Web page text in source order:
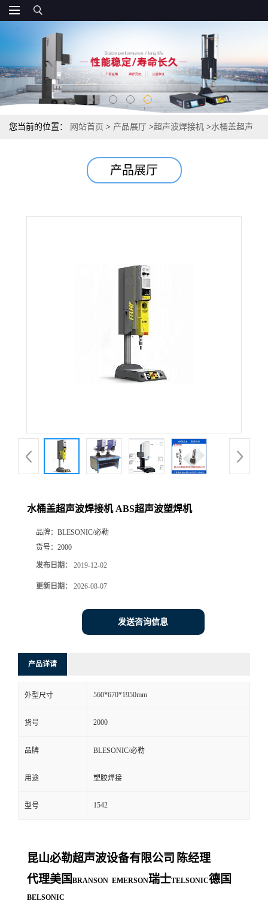
您当前的位置： 网站首页 > 产品展厅 >超声波焊接机 >水桶盖超声
产品展厅
水桶盖超声波焊接机 ABS超声波塑焊机
品牌： BLESONIC/必勒
货号： 2000
发布日期： 2019-12-02
更新日期： 2026-08-07
发送咨询信息
产品详请
外型尺寸 560*670*1950mm
货号 2000
品牌 BLESONIC/必勒
用途 塑胶焊接
型号 1542
昆山必勒超声波设备有限公司 陈经理
代理美国 BRANSON EMERSON瑞士TELSONIC德国
BELSONIC